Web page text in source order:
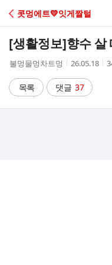
C
A
콧멍에트💛잇게짤털
[생활정보]향수 살
작
자
불멍물멍차트멍
작
시
간
26.05.18
목록 댓글 37